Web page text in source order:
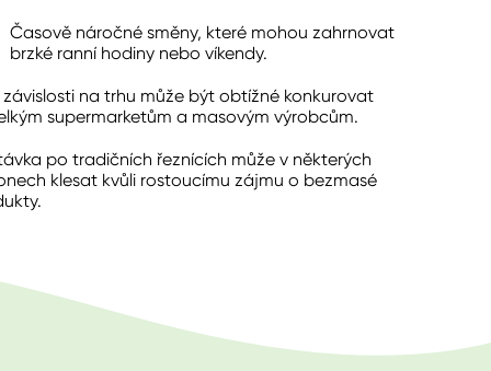
Časově náročné směny, které mohou zahrnovat
brzké ranní hodiny nebo víkendy.
závislosti na trhu může být obtížné konkurovat
supermarketům a masovým výrobcům.
po tradičních řeznících může v některých
klesat kvůli rostoucímu zájmu o bezmasé